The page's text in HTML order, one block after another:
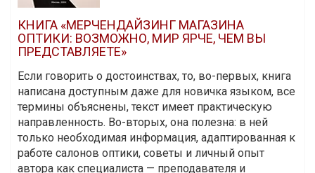
КНИГА «МЕРЧЕНДАЙЗИНГ МАГАЗИНА
ОПТИКИ: ВОЗМОЖНО, МИР ЯРЧЕ, ЧЕМ ВЫ
ПРЕДСТАВЛЯЕТЕ»
Если говорить о достоинствах, то, во-первых, книга
написана доступным даже для новичка языком, все
термины объяснены, текст имеет практическую
направленность. Во-вторых, она полезна: в ней
только необходимая информация, адаптированная к
работе салонов оптики, советы и личный опыт
автора как специалиста — преподавателя и